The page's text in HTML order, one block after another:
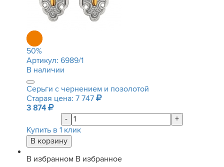
50%
Артикул: 6989/1
В наличии
Серьги с чернением и позолотой
Старая цена: 7 747
3 874
-
+
Купить в 1 клик
В избранном В избранное